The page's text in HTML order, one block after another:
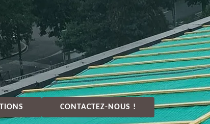
CONTACTEZ-NOUS !